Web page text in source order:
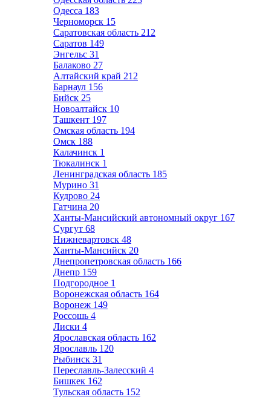
Одесса 183
Черноморск 15
Саратовская область 212
Саратов 149
Энгельс 31
Балаково 27
Алтайский край 212
Барнаул 156
Бийск 25
Новоалтайск 10
Ташкент 197
Омская область 194
Омск 188
Калачинск 1
Тюкалинск 1
Ленинградская область 185
Мурино 31
Кудрово 24
Гатчина 20
Ханты-Мансийский автономный округ 167
Сургут 68
Нижневартовск 48
Ханты-Мансийск 20
Днепропетровская область 166
Днепр 159
Подгородное 1
Воронежская область 164
Воронеж 149
Россошь 4
Лиски 4
Ярославская область 162
Ярославль 120
Рыбинск 31
Переславль-Залесский 4
Бишкек 162
Тульская область 152